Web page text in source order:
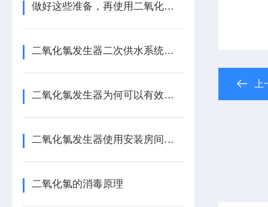
做好这些准备，再使用二氧化氯消毒发生器
二氧化氯发生器二次供水系统工作特点及选择
二氧化氯发生器为何可以有效杀灭病毒细菌？
二氧化氯发生器使用安装房间要求以及原料使用标准
二氧化氯的消毒原理